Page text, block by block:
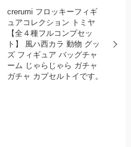
crerumi フロッキーフィギ
ュアコレクション トミヤ
【全４種フルコンプセッ
ト】 風ハ西カラ 動物 グッ
ズ フィギュア バッグチャ
ーム じゃらじゃら ガチャ
ガチャ カプセルトイです。